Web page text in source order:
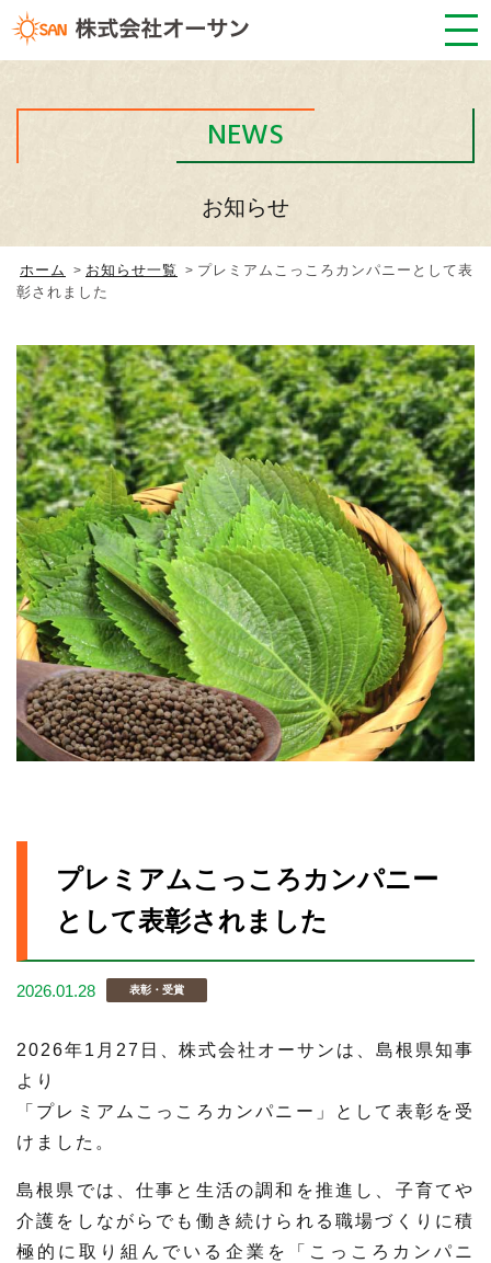
NEWS
お知らせ
ホーム お知らせ一覧
プレミアムこっころカンパニーとして表
彰されました
プレミアムこっころカンパニー
として表彰されました
2026.01.28 表彰・受賞
2026年1月27日、株式会社オーサンは、島根県知事
より
「プレミアムこっころカンパニー」として表彰を受
けました。
島根県では、仕事と生活の調和を推進し、子育てや
介護をしながらでも働き続けられる職場づくりに積
極的に取り組んでいる企業を「こっころカンパニ